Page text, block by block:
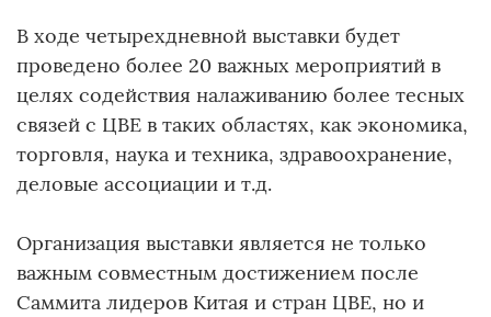
В ходе четырехдневной выставки будет
проведено более 20 важных мероприятий в
целях содействия налаживанию более тесных
связей с ЦВЕ в таких областях, как экономика,
торговля, наука и техника, здравоохранение,
деловые ассоциации и т.д.
Организация выставки является не только
важным совместным достижением после
Саммита лидеров Китая и стран ЦВЕ, но и